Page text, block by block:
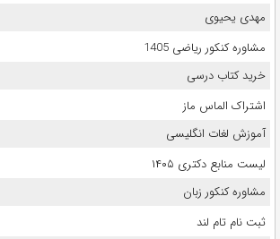
مهدی یحیوی
مشاوره کنکور ریاضی 1405
خرید کتاب درسی
اشتراک الماس ماز
آموزش لغات انگلیسی
لیست منابع دکتری ۱۴۰۵
مشاوره کنکور زبان
ثبت نام تام لند